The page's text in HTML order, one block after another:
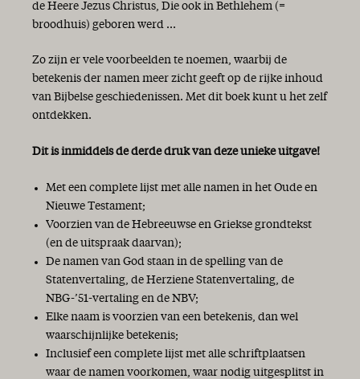
de Heere Jezus Christus, Die ook in Bethlehem (=
broodhuis) geboren werd ...
Zo zijn er vele voorbeelden te noemen, waarbij de
betekenis der namen meer zicht geeft op de rijke inhoud
van Bijbelse geschiedenissen. Met dit boek kunt u het zelf
ontdekken.
Dit is inmiddels de derde druk van deze unieke uitgave!
Met een complete lijst met alle namen in het Oude en
Nieuwe Testament;
Voorzien van de Hebreeuwse en Griekse grondtekst
(en de uitspraak daarvan);
De namen van God staan in de spelling van de
Statenvertaling, de Herziene Statenvertaling, de
NBG-’51-vertaling en de NBV;
Elke naam is voorzien van een betekenis, dan wel
waarschijnlijke betekenis;
Inclusief een complete lijst met alle schriftplaatsen
waar de namen voorkomen, waar nodig uitgesplitst in